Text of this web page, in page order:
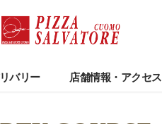
バリー 店舗情報・アクセス